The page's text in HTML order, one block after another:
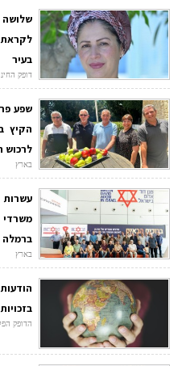
שלושה
בעיר
דופק
שפע
הקיץ
לרכוש
בארץ
עשרות
ברמלה
בארץ
הדופק